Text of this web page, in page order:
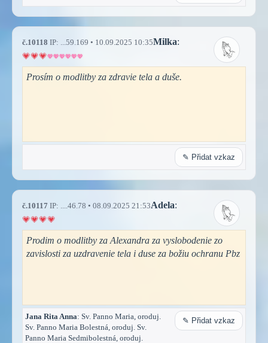
č.10118 IP: ...59.169 • 10.09.2025 10:35Milka:
Prosím o modlitby za zdravie tela a duše.
✎ Přidat vzkaz
č.10117 IP: ....46.78 • 08.09.2025 21:53Adela:
Prodim o modlitby za Alexandra za vyslobodenie zo
zavislosti za uzdravenie tela i duse za božiu ochranu Pbz
Jana Rita Anna: Sv. Panno Maria, oroduj.
Sv. Panno Maria Bolestná, oroduj. Sv.
Panno Maria Sedmibolestná, oroduj.
✎ Přidat vzkaz